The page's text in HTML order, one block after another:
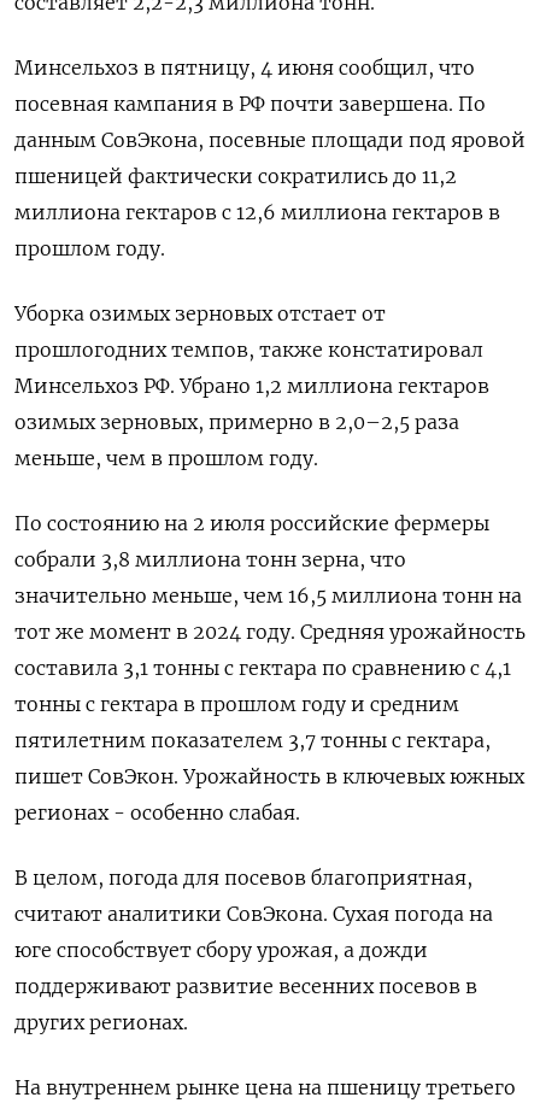
Минсельхоз в пятницу, 4 июня сообщил, что
посевная кампания в РФ почти завершена. По
данным СовЭкона, посевные площади под яровой
пшеницей фактически сократились до 11,2
миллиона гектаров с 12,6 миллиона гектаров в
прошлом году.
Уборка озимых зерновых отстает от
прошлогодних темпов, также констатировал
Минсельхоз РФ. Убрано 1,2 миллиона гектаров
озимых зерновых, примерно в 2,0–2,5 раза
меньше, чем в прошлом году.
По состоянию на 2 июля российские фермеры
собрали 3,8 миллиона тонн зерна, что
значительно меньше, чем 16,5 миллиона тонн на
тот же момент в 2024 году. Средняя урожайность
составила 3,1 тонны с гектара по сравнению с 4,1
тонны с гектара в прошлом году и средним
пятилетним показателем 3,7 тонны с гектара,
пишет СовЭкон. Урожайность в ключевых южных
регионах - особенно слабая.
В целом, погода для посевов благоприятная,
считают аналитики СовЭкона. Сухая погода на
юге способствует сбору урожая, а дожди
поддерживают развитие весенних посевов в
других регионах.
На внутреннем рынке цена на пшеницу третьего